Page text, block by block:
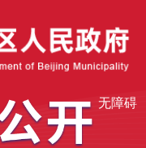
无障碍